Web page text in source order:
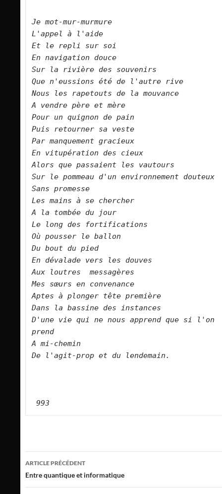
Je mot-mur-murmure
L'appel à l'aide
Et le repli sur soi
En navigation douce
Sur la rivière des souvenirs
Que n'eussions été de l'autre rive
Nous les rapetouts de la mouvance
A vendre père et mère
Pour un quignon de pain
Puis retourner sa veste
Par manquement gracieux
En vitupération des cieux
Alors que passaient les vautours
Sur le pommeau d'un environnement douteux
Sans promesse
Les mains à se chercher
A la tombée du jour
Le long des fortifications
Où pousser le ballon
Du bout du pied
En dévalade vers les douves
Aux loutres  messagères
Aptes à plonger tête première
Dans la bassine des instances
D'une vie qui ne nous apprend que si l'on
prend
A mi-chemin
De l'agit-prop et du lendemain.
993
Navigation
des
ARTICLE PRÉCÉDENT
Entre quantique et informatique